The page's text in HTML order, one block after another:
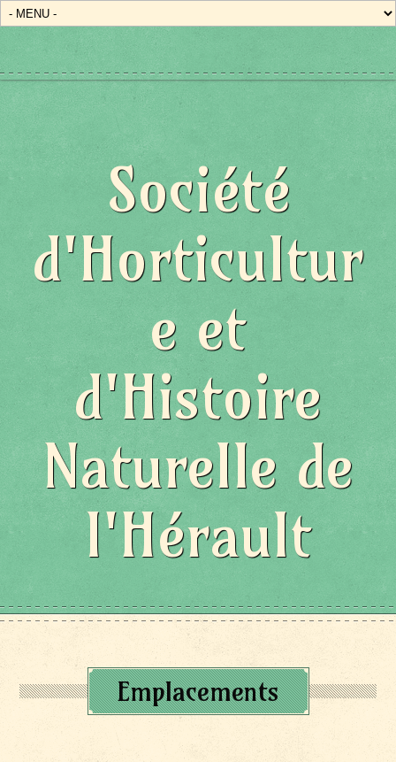
Société
d'Horticultur
e et
d'Histoire
Naturelle de
l'Hérault
Emplacements
État/Pays